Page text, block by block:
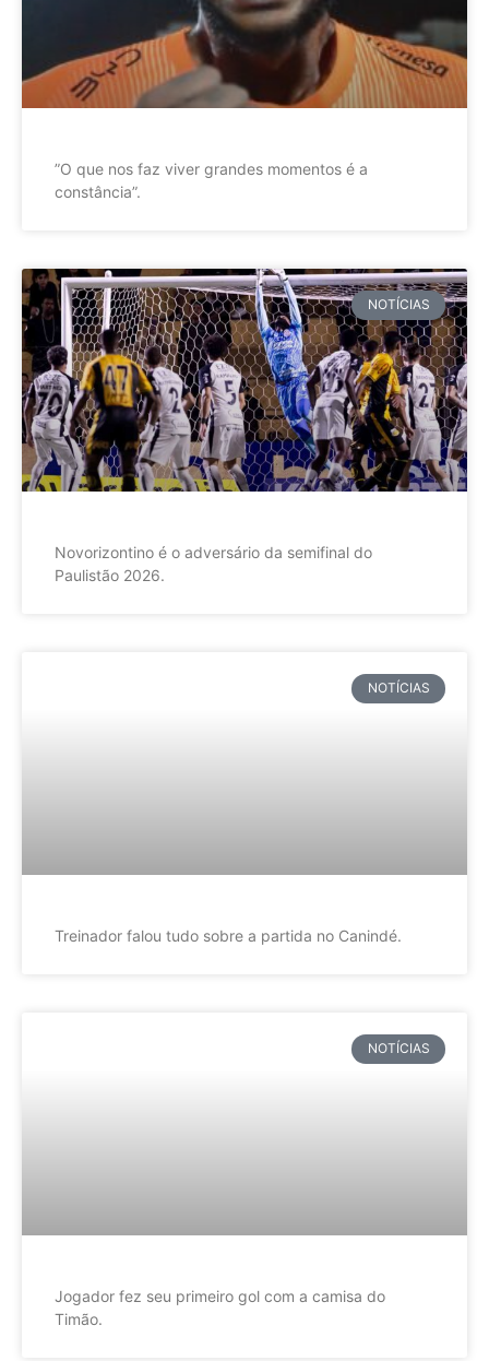
”O que nos faz viver grandes momentos é a
constância”.
NOTÍCIAS
Novorizontino é o adversário da semifinal do
Paulistão 2026.
NOTÍCIAS
Treinador falou tudo sobre a partida no Canindé.
NOTÍCIAS
Jogador fez seu primeiro gol com a camisa do
Timão.